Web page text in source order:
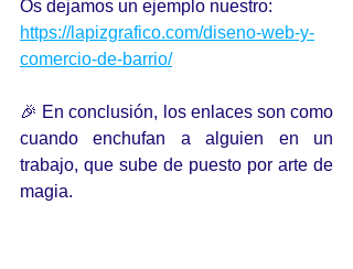
Os dejamos un ejemplo nuestro:
https://lapizgrafico.com/diseno-web-y-
comercio-de-barrio/
🎉 En conclusión, los enlaces son como
cuando enchufan a alguien en un
trabajo, que sube de puesto por arte de
magia.